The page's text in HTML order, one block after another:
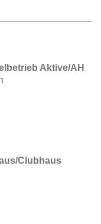
Aktive/AH
Clubhaus